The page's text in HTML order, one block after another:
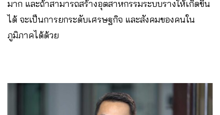
มาก และถ้าสามารถสร้างอุตสาหกรรมระบบรางให้เกิดขึ้น
ได้ จะเป็นการยกระดับเศรษฐกิจ และสังคมของคนใน
ภูมิภาคได้ด้วย